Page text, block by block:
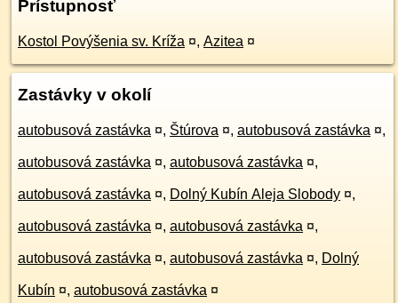
Prístupnosť
Kostol Povýšenia sv. Kríža ¤, Azitea ¤
Zastávky v okolí
autobusová zastávka ¤, Štúrova ¤, autobusová zastávka ¤,
autobusová zastávka ¤, autobusová zastávka ¤,
autobusová zastávka ¤, Dolný Kubín Aleja Slobody ¤,
autobusová zastávka ¤, autobusová zastávka ¤,
autobusová zastávka ¤, autobusová zastávka ¤, Dolný
Kubín ¤, autobusová zastávka ¤